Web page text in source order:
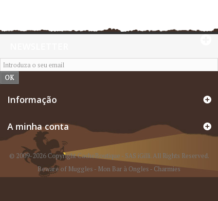
OK
Informação
A minha conta
© 2009-2026 Copyright CacheBoutique - SAS iGilli. All Rights Reserved.
Beware of Muggles - Mon Bar à Ongles - Charmies